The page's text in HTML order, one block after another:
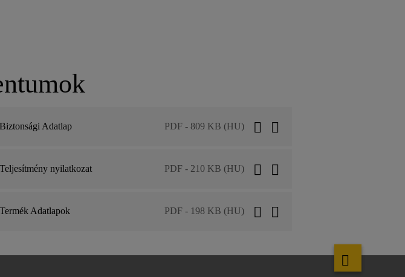
Biztonsági Adatlap PDF - 809 KB (HU)
Teljesítmény nyilatkozat PDF - 210 KB (HU)
Termék Adatlapok PDF - 198 KB (HU)